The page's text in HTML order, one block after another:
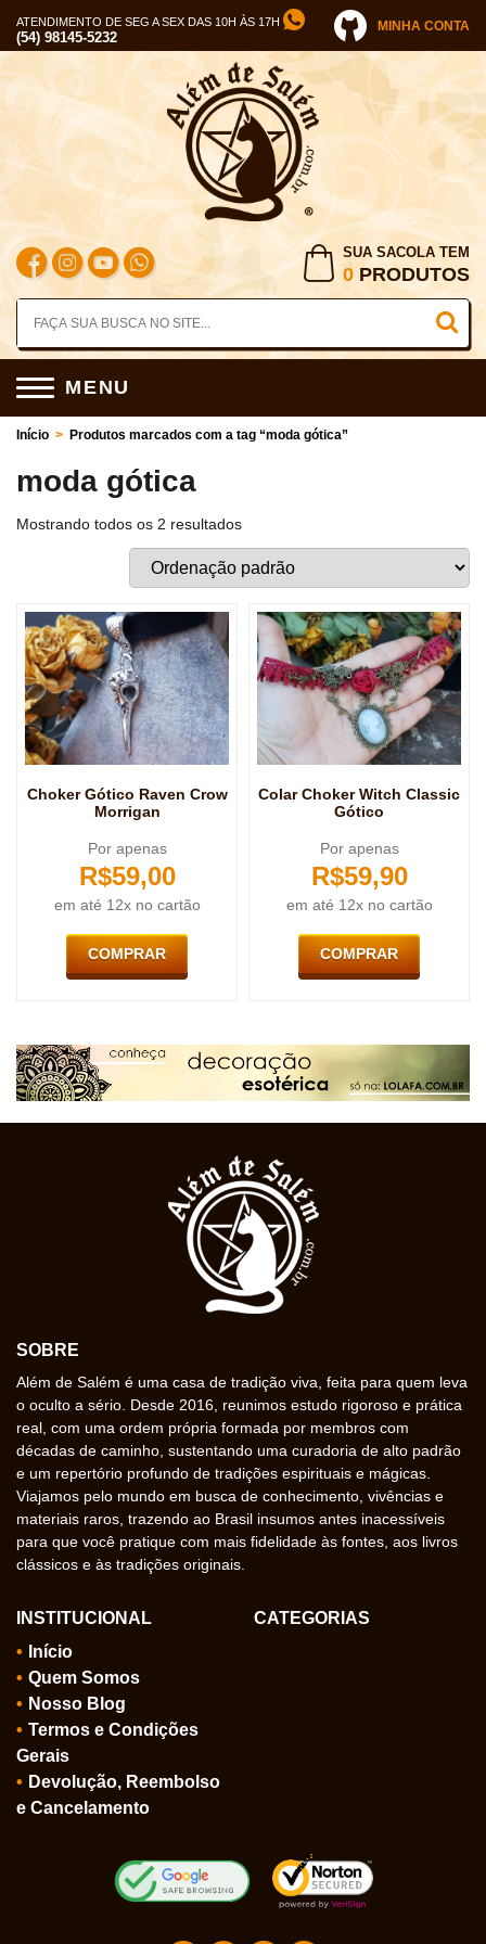
ATENDIMENTO DE SEG A SEX DAS 10H ÀS 17H
(54) 98145-5232
MINHA CONTA
SUA SACOLA TEM
0 PRODUTOS
MENU
Início > Produtos marcados com a tag “moda gótica”
moda gótica
Mostrando todos os 2 resultados
Choker Gótico Raven Crow
Morrigan
Por apenas
R$59,00
em até 12x no cartão
COMPRAR
Colar Choker Witch Classic
Gótico
Por apenas
R$59,90
em até 12x no cartão
COMPRAR
SOBRE
Além de Salém é uma casa de tradição viva, feita para quem leva
o oculto a sério. Desde 2016, reunimos estudo rigoroso e prática
real, com uma ordem própria formada por membros com
décadas de caminho, sustentando uma curadoria de alto padrão
e um repertório profundo de tradições espirituais e mágicas.
Viajamos pelo mundo em busca de conhecimento, vivências e
materiais raros, trazendo ao Brasil insumos antes inacessíveis
para que você pratique com mais fidelidade às fontes, aos livros
clássicos e às tradições originais.
INSTITUCIONAL
Início
Quem Somos
Nosso Blog
Termos e Condições
Gerais
Devolução, Reembolso
e Cancelamento
CATEGORIAS